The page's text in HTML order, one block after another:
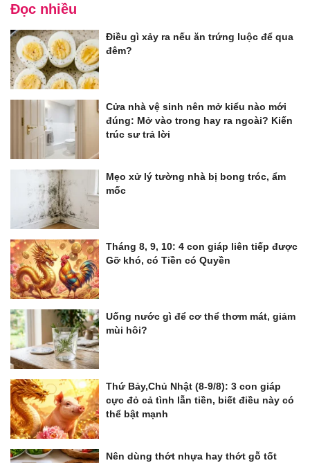
Đọc nhiều
Điều gì xảy ra nếu ăn trứng luộc để qua
đêm?
Cửa nhà vệ sinh nên mở kiểu nào mới
đúng: Mở vào trong hay ra ngoài? Kiến
trúc sư trả lời
Mẹo xử lý tường nhà bị bong tróc, ẩm
mốc
Tháng 8, 9, 10: 4 con giáp liên tiếp được
Gỡ khó, có Tiền có Quyền
Uống nước gì để cơ thể thơm mát, giảm
mùi hôi?
Thứ Bảy,Chủ Nhật (8-9/8): 3 con giáp
cực đỏ cả tình lẫn tiền, biết điều này có
thể bật mạnh
Nên dùng thớt nhựa hay thớt gỗ tốt